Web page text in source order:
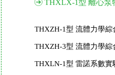
THXLX-1型 離心泵
THXZH-1型 流體力學綜
THXZH-3型 流體力學綜
THXLN-1型 雷諾系數實